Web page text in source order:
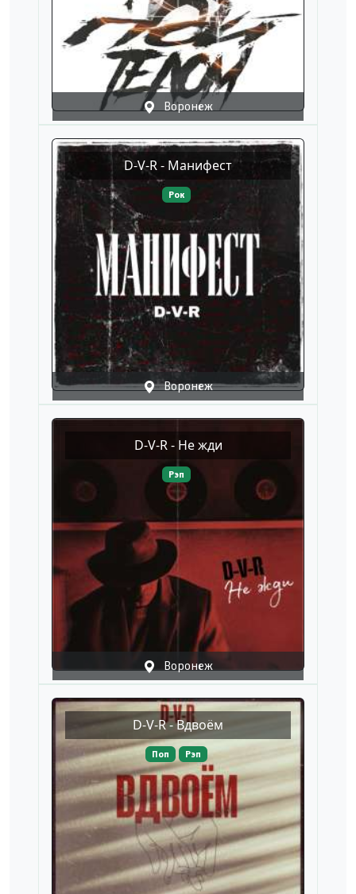
Воронеж
D-V-R - Манифест
Рок
Воронеж
D-V-R - Не жди
Рэп
Воронеж
D-V-R - Вдвоём
Поп Рэп